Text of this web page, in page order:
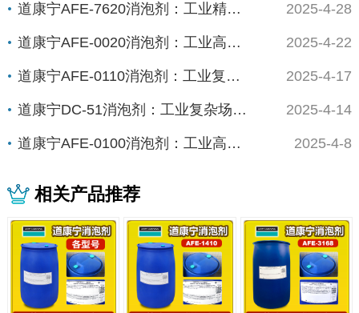
道康宁AFE-7620消泡剂：工业精密制造的... 2025-4-28
道康宁AFE-0020消泡剂：工业高能场景的... 2025-4-22
道康宁AFE-0110消泡剂：工业复杂体系的... 2025-4-17
道康宁DC-51消泡剂：工业复杂场景下的“全... 2025-4-14
道康宁AFE-0100消泡剂：工业高精度场景... 2025-4-8
相关产品推荐